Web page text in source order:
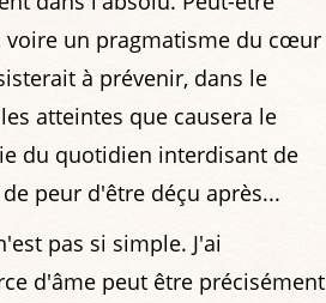
voire un pragmatisme du cœur
à prévenir, dans le
atteintes que causera le
du quotidien interdisant de
peur d'être déçu après...
pas si simple. J'ai
d'âme peut être précisément